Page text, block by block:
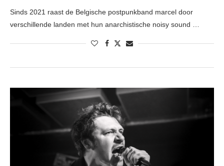
Sinds 2021 raast de Belgische postpunkband marcel door
verschillende landen met hun anarchistische noisy sound …